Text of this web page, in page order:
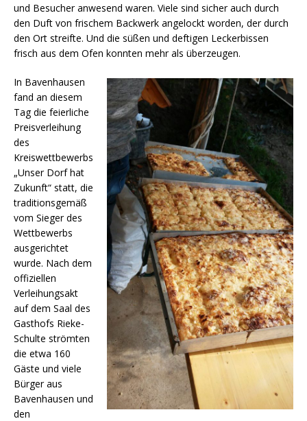
und Besucher anwesend waren. Viele sind sicher auch durch
den Duft von frischem Backwerk angelockt worden, der durch
den Ort streifte. Und die süßen und deftigen Leckerbissen
frisch aus dem Ofen konnten mehr als überzeugen.
In Bavenhausen
fand an diesem
Tag die feierliche
Preisverleihung
des
Kreiswettbewerbs
„Unser Dorf hat
Zukunft“ statt, die
traditionsgemäß
vom Sieger des
Wettbewerbs
ausgerichtet
wurde. Nach dem
offiziellen
Verleihungsakt
auf dem Saal des
Gasthofs Rieke-
Schulte strömten
die etwa 160
Gäste und viele
Bürger aus
Bavenhausen und
den